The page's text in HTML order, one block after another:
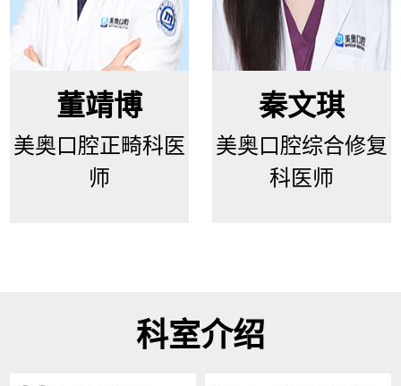
董靖博
美奥口腔正畸科医
师
秦文琪
美奥口腔综合修复
科医师
科室介绍